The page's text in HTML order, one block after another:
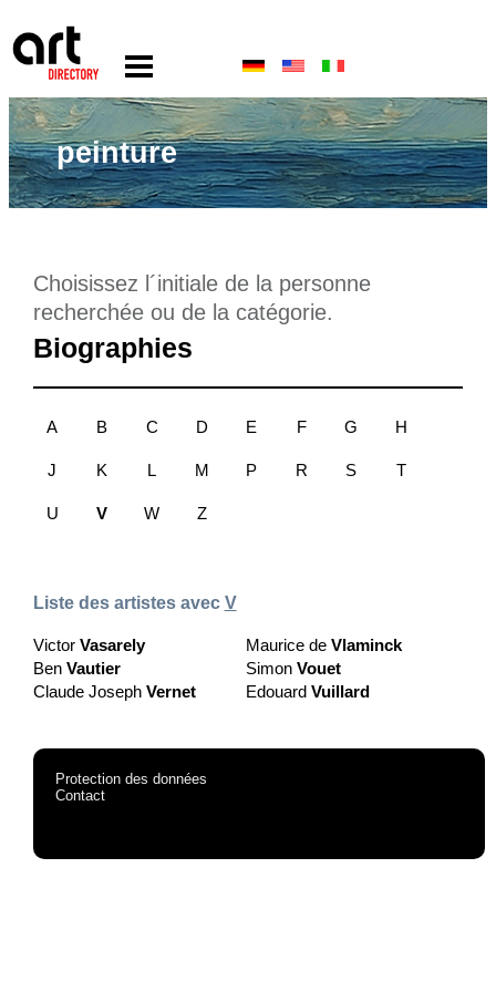
peinture
Choisissez l´initiale de la personne
recherchée ou de la catégorie.
Biographies
A B C D E F G H
J K L M P R S T
U V W Z
Liste des artistes avec V
Victor Vasarely
Ben Vautier
Claude Joseph Vernet
Maurice de Vlaminck
Simon Vouet
Edouard Vuillard
Protection des données
Contact